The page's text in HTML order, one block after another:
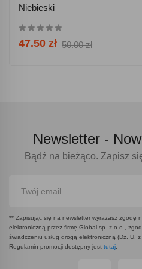
Niebieski
47.50 zł 50.00 zł
Newsletter -
Bądź na bieżąco. Zapisz
** Zapisując się na newsletter wyrażasz zgodę
elektroniczną przez firmę Global sp. z o.o.,
świadczeniu usług drogą elektroniczną (Dz. U.
Regulamin promocji dostępny jest tutaj